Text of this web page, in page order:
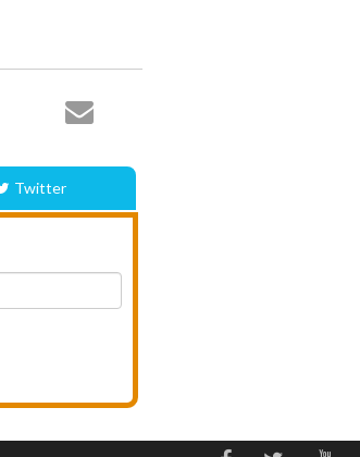
Twitter